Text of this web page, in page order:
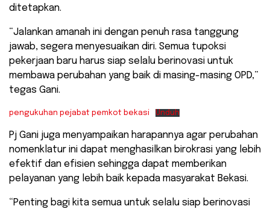
ditetapkan.
“Jalankan amanah ini dengan penuh rasa tanggung
jawab, segera menyesuaikan diri. Semua tupoksi
pekerjaan baru harus siap selalu berinovasi untuk
membawa perubahan yang baik di masing-masing OPD,”
tegas Gani.
pengukuhan pejabat pemkot bekasi Unduh
Pj Gani juga menyampaikan harapannya agar perubahan
nomenklatur ini dapat menghasilkan birokrasi yang lebih
efektif dan efisien sehingga dapat memberikan
pelayanan yang lebih baik kepada masyarakat Bekasi.
“Penting bagi kita semua untuk selalu siap berinovasi